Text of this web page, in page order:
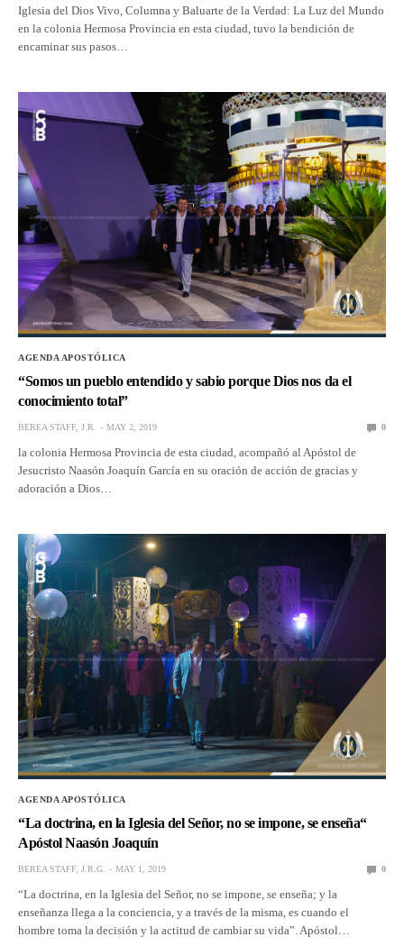
Iglesia del Dios Vivo, Columna y Baluarte de la Verdad: La Luz del Mundo
en la colonia Hermosa Provincia en esta ciudad, tuvo la bendición de
encaminar sus pasos…
AGENDA APOSTÓLICA
“Somos un pueblo entendido y sabio porque Dios nos da el
conocimiento total”
BEREA STAFF, J.R. MAY 2, 2019 0
la colonia Hermosa Provincia de esta ciudad, acompañó al Apóstol de
Jesucristo Naasón Joaquín García en su oración de acción de gracias y
adoración a Dios…
AGENDA APOSTÓLICA
“La doctrina, en la Iglesia del Señor, no se impone, se enseña“
Apóstol Naasón Joaquín
BEREA STAFF, J.R.G. MAY 1, 2019 0
“La doctrina, en la Iglesia del Señor, no se impone, se enseña; y la
enseñanza llega a la conciencia, y a través de la misma, es cuando el
hombre toma la decisión y la actitud de cambiar su vida”. Apóstol…